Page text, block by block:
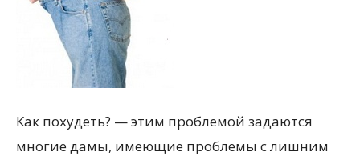
Как похудеть? — этим проблемой задаются
многие дамы, имеющие проблемы с лишним